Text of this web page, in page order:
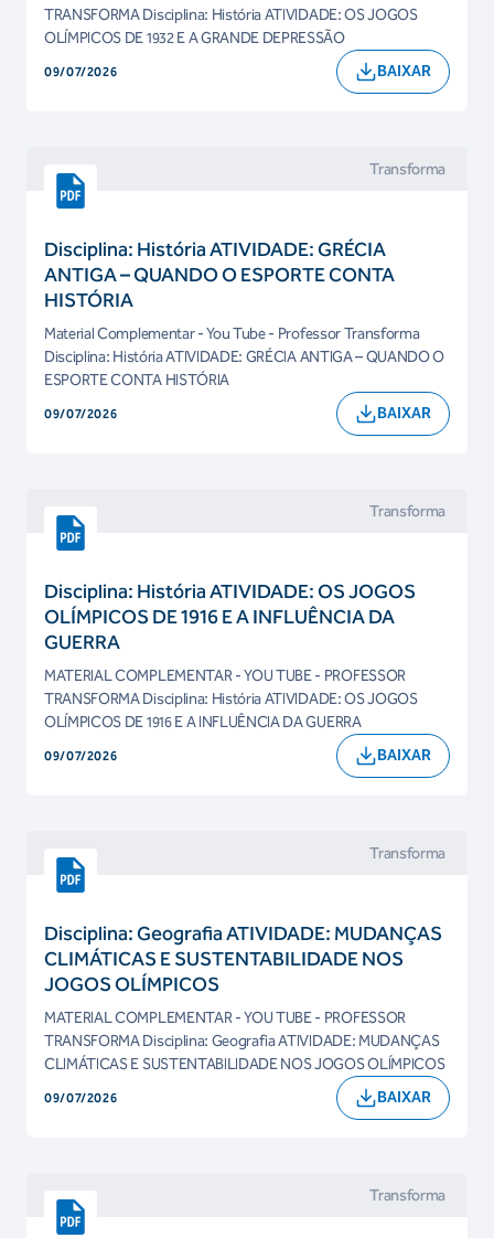
TRANSFORMA Disciplina: História ATIVIDADE: OS JOGOS
OLÍMPICOS DE 1932 E A GRANDE DEPRESSÃO
09/07/2026 BAIXAR
Transforma
Disciplina: História ATIVIDADE: GRÉCIA
ANTIGA – QUANDO O ESPORTE CONTA
HISTÓRIA
Material Complementar - You Tube - Professor Transforma
Disciplina: História ATIVIDADE: GRÉCIA ANTIGA – QUANDO O
ESPORTE CONTA HISTÓRIA
09/07/2026 BAIXAR
Transforma
Disciplina: História ATIVIDADE: OS JOGOS
OLÍMPICOS DE 1916 E A INFLUÊNCIA DA
GUERRA
MATERIAL COMPLEMENTAR - YOU TUBE - PROFESSOR
TRANSFORMA Disciplina: História ATIVIDADE: OS JOGOS
OLÍMPICOS DE 1916 E A INFLUÊNCIA DA GUERRA
09/07/2026 BAIXAR
Transforma
Disciplina: Geografia ATIVIDADE: MUDANÇAS
CLIMÁTICAS E SUSTENTABILIDADE NOS
JOGOS OLÍMPICOS
MATERIAL COMPLEMENTAR - YOU TUBE - PROFESSOR
TRANSFORMA Disciplina: Geografia ATIVIDADE: MUDANÇAS
CLIMÁTICAS E SUSTENTABILIDADE NOS JOGOS OLÍMPICOS
09/07/2026 BAIXAR
Transforma